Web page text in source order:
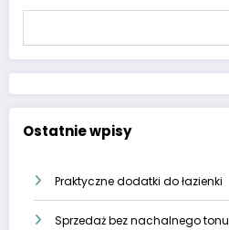
Ostatnie wpisy
Praktyczne dodatki do łazienki
Sprzedaż bez nachalnego tonu